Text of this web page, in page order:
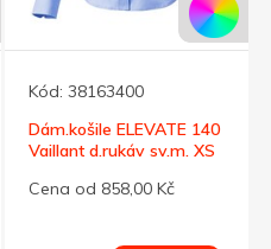
Kód: 38163400
Dám.košile ELEVATE 140
Vaillant d.rukáv sv.m. XS
Cena od 858,00 Kč